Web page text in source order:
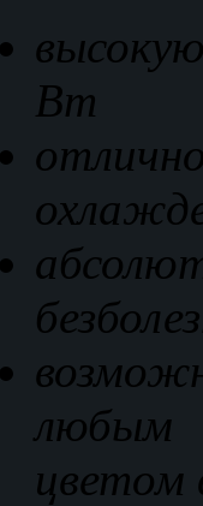
Вт
цветом